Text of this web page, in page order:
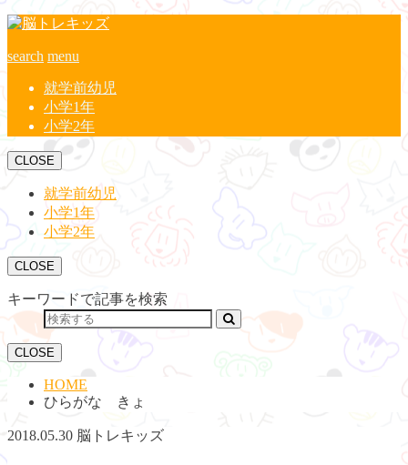
search menu
就学前幼児
小学1年
小学2年
CLOSE
就学前幼児
小学1年
小学2年
CLOSE
キーワードで記事を検索
CLOSE
HOME
ひらがな きょ
2018.05.30 脳トレキッズ